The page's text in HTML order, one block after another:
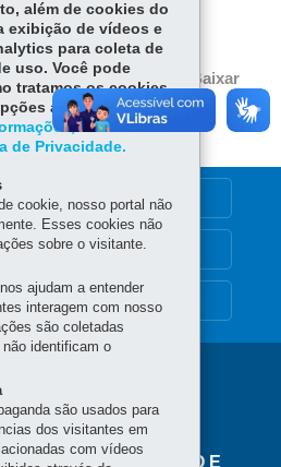
Fa
ce
bo
ok
Tw
itt
er
W
ha
ts
Ap
p
Imprimir Baixar
COMÉRCIO E
além de cookies do
exibição de vídeos e
para coleta de
uso. Você pode
tratamos os cookies
abaixo.
acesse
de Privacidade.
cookie, nosso portal não
Esses cookies não
sobre o visitante.
ajudam a entender
interagem com nosso
são coletadas
identificam o
são usados para
dos visitantes em
com vídeos